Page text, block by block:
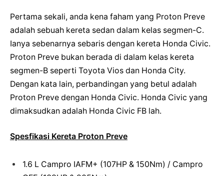
Pertama sekali, anda kena faham yang Proton Preve
adalah sebuah kereta sedan dalam kelas segmen-C.
Ianya sebenarnya sebaris dengan kereta Honda Civic.
Proton Preve bukan berada di dalam kelas kereta
segmen-B seperti Toyota Vios dan Honda City.
Dengan kata lain, perbandingan yang betul adalah
Proton Preve dengan Honda Civic. Honda Civic yang
dimaksudkan adalah Honda Civic FB lah.
Spesfikasi Kereta Proton Preve
1.6 L Campro IAFM+ (107HP & 150Nm) / Campro